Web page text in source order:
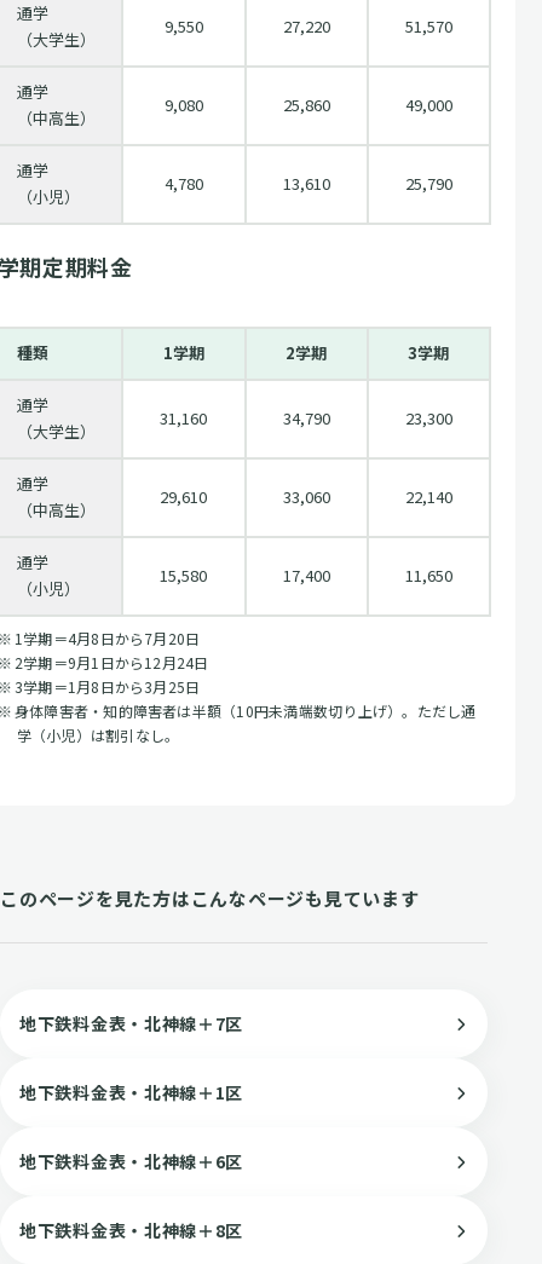
通学
（大学生）
9,550 27,220 51,570
通学
（中高生）
9,080 25,860 49,000
通学
（小児）
4,780 13,610 25,790
期定期料金
種類 1学期 2学期 3学期
通学
（大学生）
31,160 34,790 23,300
通学
（中高生）
29,610 33,060 22,140
通学
（小児）
15,580 17,400 11,650
1学期＝4月8日から7月20日
2学期＝9月1日から12月24日
3学期＝1月8日から3月25日
身体障害者・知的障害者は半額（10円未満端数切り上げ）。ただし通
学（小児）は割引なし。
このページを見た方はこんなページも見ています
地下鉄料金表・北神線＋7区
地下鉄料金表・北神線＋1区
地下鉄料金表・北神線＋6区
地下鉄料金表・北神線＋8区